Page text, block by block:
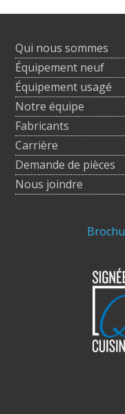
Qui nous sommes
Équipement neuf
Équipement usagé
Notre équipe
Fabricants
Carrière
Demande de pièces
Nous joindre